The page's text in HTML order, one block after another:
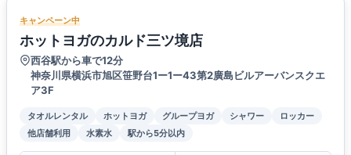
キャンペーン中
ホットヨガのカルド三ツ境店
西谷駅から車で12分
神奈川県横浜市旭区笹野台1ー1ー43第2廣島ビルアーバンスクエ
ア3F
タオルレンタル ホットヨガ グループヨガ シャワー
ロッカー
他店舗利用
水素水 駅から5分以内